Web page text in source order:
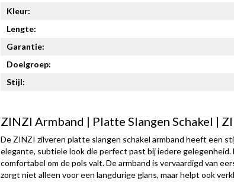
Kleur:
Lengte:
Garantie:
Doelgroep:
Stijl:
ZINZI Armband | Platte Slangen Schakel |
DeZINZI zilveren platte slangen schakel armband heeft een
elegante, subtiele look die perfect past bij iedere
comfortabel om de pols valt. De armband is vervaardigd van
zorgt niet alleen voor een langdurige glans, maar helpt ook